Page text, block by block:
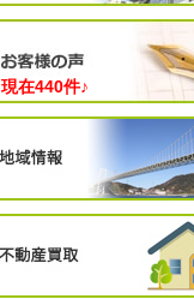
現在440件♪